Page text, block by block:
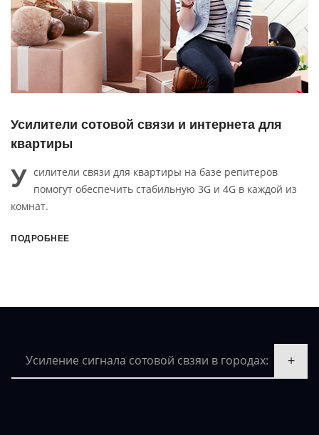
связи и интернета для
для квартиры на базе репитеров
стабильную 3G и 4G в каждой из
Усилители
У силители связи
внутренней и
Усиление сигнала сотовой свзяи в городах: